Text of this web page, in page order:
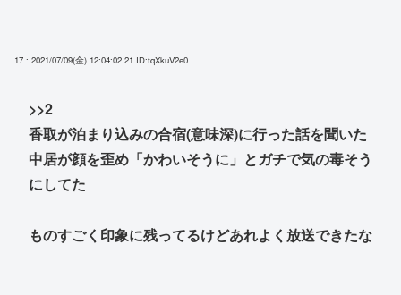
17 : 2021/07/09(金) 12:04:02.21 ID:tqXkuV2e0
>>2
香取が泊まり込みの合宿(意味深)に行った話を聞いた
中居が顔を歪め「かわいそうに」とガチで気の毒そう
にしてた
ものすごく印象に残ってるけどあれよく放送できたな